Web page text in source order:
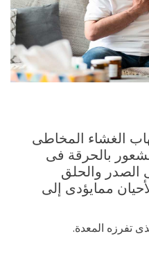
الغشاء المخاطى
بالحرقة فى
الصدر والحلق
ممايؤدى إلى
تفرزه المعدة.